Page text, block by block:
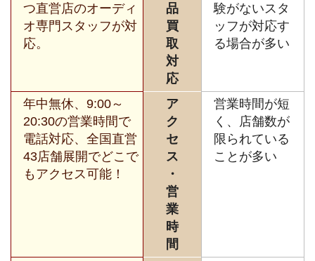
つ直営店のオーディ
オ専門スタッフが対
応。
品
買
取
対
応
験がないスタ
ッフが対応す
る場合が多い
年中無休、9:00～
20:30の営業時間で
電話対応、全国直営
43店舗展開でどこで
もアクセス可能！
ア
ク
セ
ス
・
営
業
時
間
営業時間が短
く、店舗数が
限られている
ことが多い